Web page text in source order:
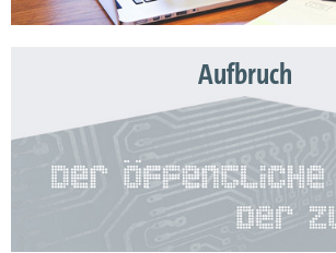
Aufbruch